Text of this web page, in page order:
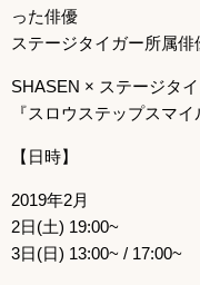
った俳優
ステージタイガー所属俳
SHASEN × ステージタ
『スロウステップスマ
【日時】
2019年2月
2日(土) 19:00~
3日(日) 13:00~ / 17:00~